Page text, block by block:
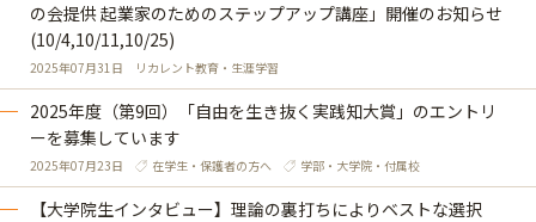
の会提供 起業家のためのステップアップ講座」開催のお知らせ
(10/4,10/11,10/25)
2025年07月31日 リカレント教育・生涯学習
2025年度（第9回）「自由を生き抜く実践知大賞」のエントリ
ーを募集しています
2025年07月23日 在学生・保護者の方へ 学部・大学院・付属校
【大学院生インタビュー】理論の裏打ちによりベストな選択